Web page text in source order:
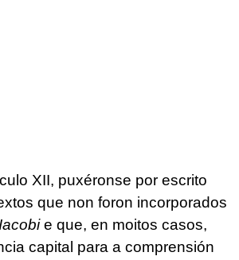
XII, puxéronse por escrito
que non foron incorporados
e que, en moitos casos,
capital para a comprensión